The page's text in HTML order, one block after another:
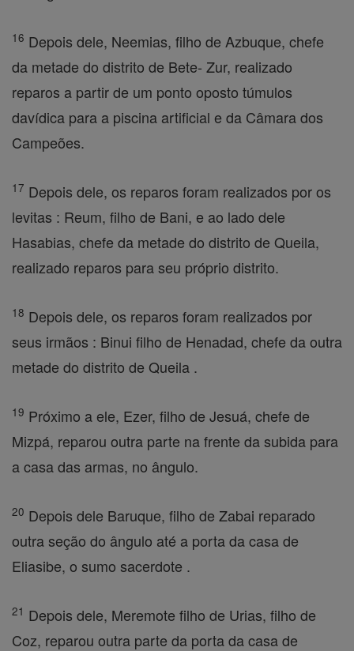
16 Depois dele, Neemias, filho de Azbuque, chefe
da metade do distrito de Bete- Zur, realizado
reparos a partir de um ponto oposto túmulos
davídica para a piscina artificial e da Câmara dos
Campeões.
17 Depois dele, os reparos foram realizados por os
levitas : Reum, filho de Bani, e ao lado dele
Hasabias, chefe da metade do distrito de Queila,
realizado reparos para seu próprio distrito.
18 Depois dele, os reparos foram realizados por
seus irmãos : Binui filho de Henadad, chefe da outra
metade do distrito de Queila .
19 Próximo a ele, Ezer, filho de Jesuá, chefe de
Mizpá, reparou outra parte na frente da subida para
a casa das armas, no ângulo.
20 Depois dele Baruque, filho de Zabai reparado
outra seção do ângulo até a porta da casa de
Eliasibe, o sumo sacerdote .
21 Depois dele, Meremote filho de Urias, filho de
Coz, reparou outra parte da porta da casa de